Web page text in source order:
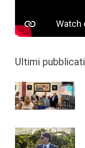
Ultimi pubblicati